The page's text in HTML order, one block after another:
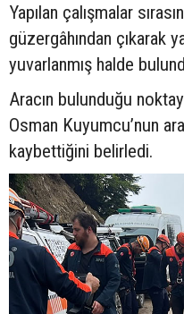
Yapılan çalışmalar
güzergâhından çıkarak
yuvarlanmış halde
Aracın bulunduğu
Osman Kuyumcu’nun
kaybettiğini belirledi.